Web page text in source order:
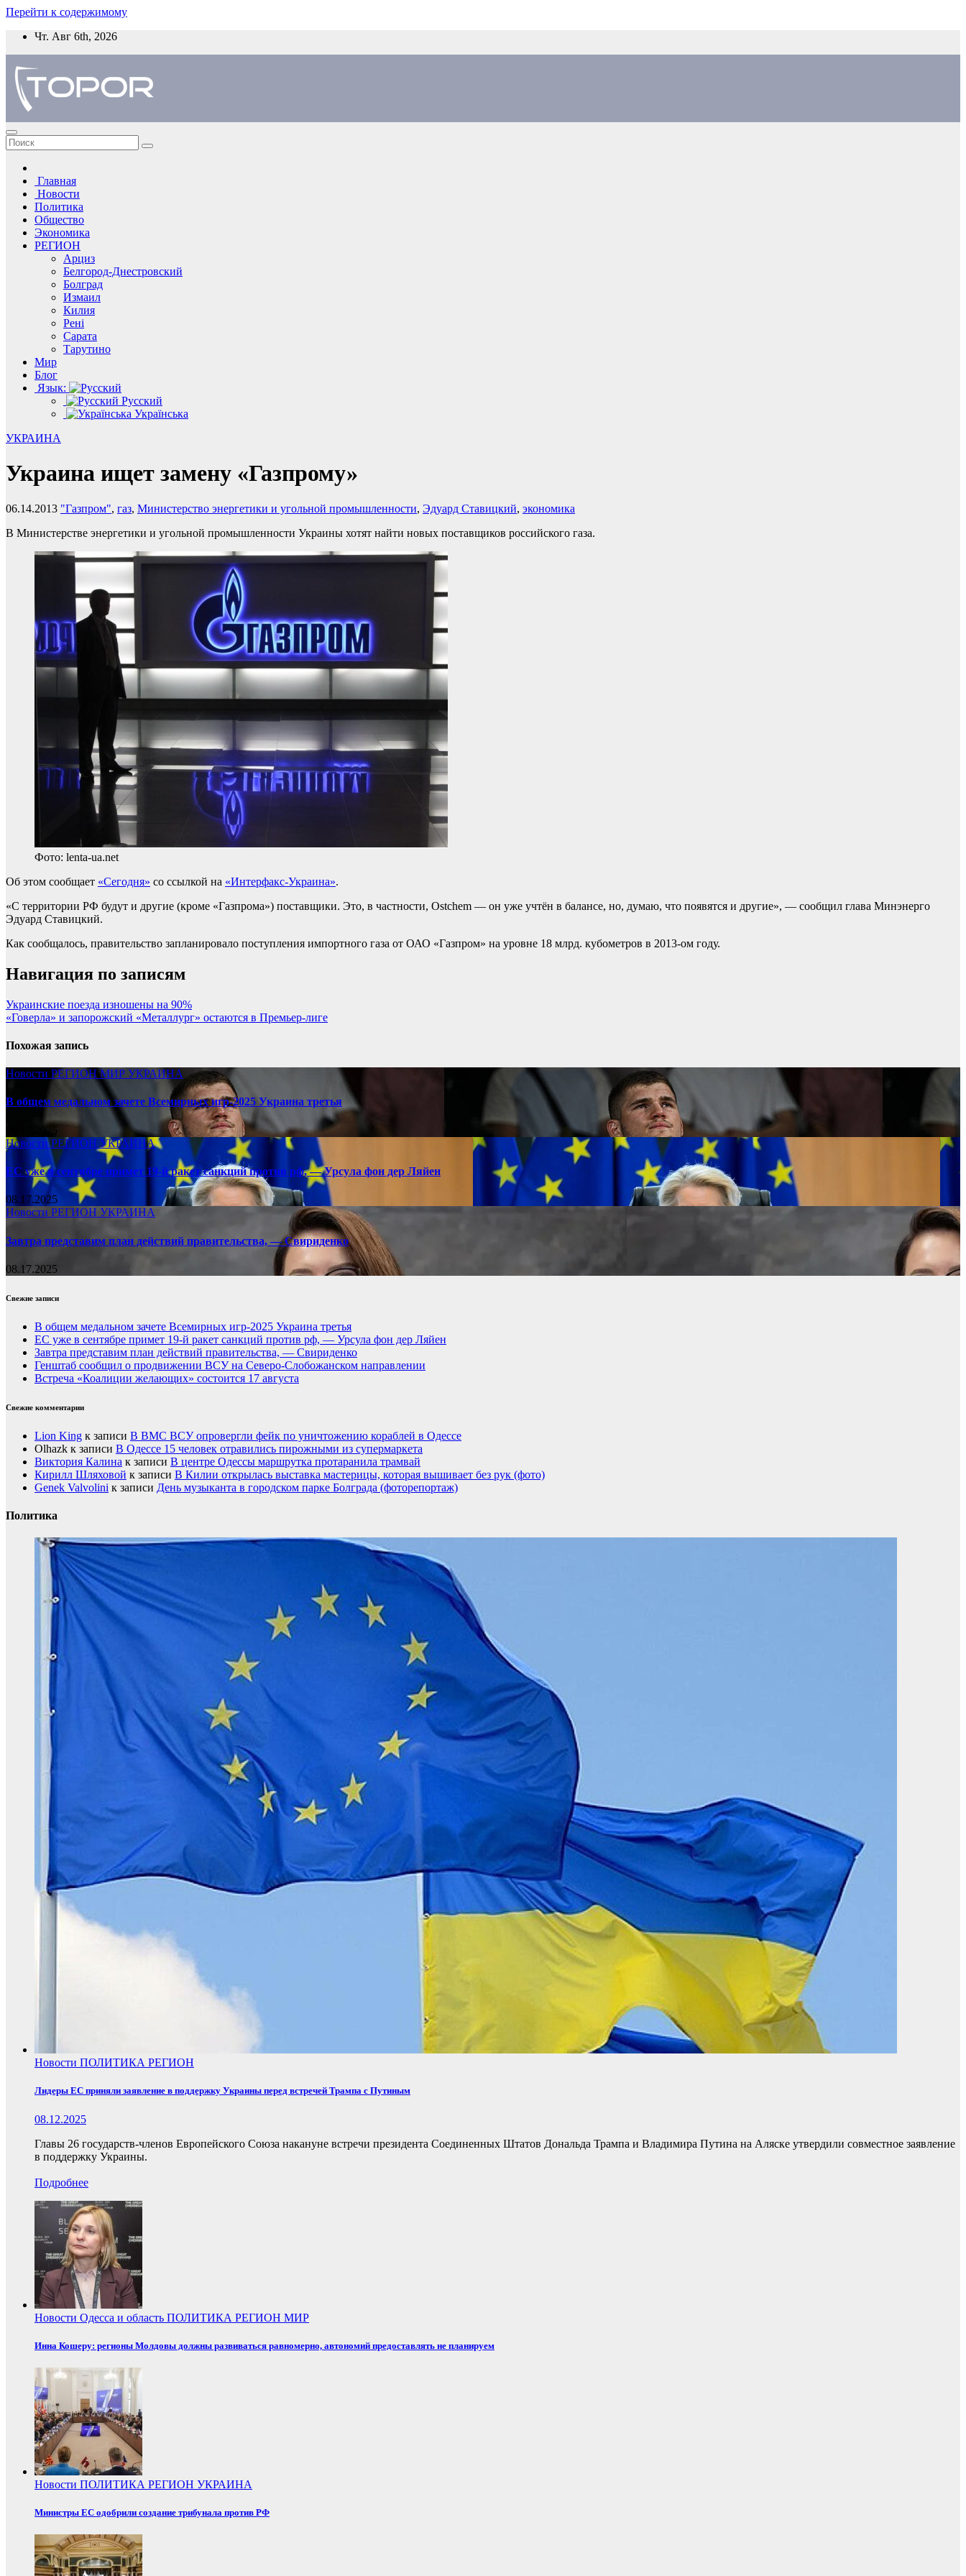
Перейти к содержимому
Чт. Авг 6th, 2026
Главная
Новости
Политика
Общество
Экономика
РЕГИОН
Арциз
Белгород-Днестровский
Болград
Измаил
Килия
Рені
Сарата
Тарутино
Мир
Блог
Язык:
Русский
Українська
УКРАИНА
Украина ищет замену «Газпрому»
06.14.2013 "Газпром", газ, Министерство энергетики и угольной промышленности, Эдуард Ставицкий, экономика
В Министерстве энергетики и угольной промышленности Украины хотят найти новых поставщиков российского газа.
Фото: lenta-ua.net
Об этом сообщает «Сегодня» со ссылкой на «Интерфакс-Украина».
«С территории РФ будут и другие (кроме «Газпрома») поставщики. Это, в частности, Ostchem — он уже учтён в балансе, но, думаю, что появятся и другие», — сообщил глава Минэнерго
Эдуард Ставицкий.
Как сообщалось, правительство запланировало поступления импортного газа от ОАО «Газпром» на уровне 18 млрд. кубометров в 2013-ом году.
Навигация по записям
Украинские поезда изношены на 90%
«Говерла» и запорожский «Металлург» остаются в Премьер-лиге
Похожая запись
Новости РЕГИОНМИР УКРАИНА
В общем медальном зачете Всемирных игр-2025 Украина третья
08.17.2025
НовостиРЕГИОНУКРАИНА
ЕС уже в сентябре примет 19-й ракет санкций против рф, — Урсула фон дер Ляйен
08.17.2025
Новости РЕГИОН УКРАИНА
Завтра представим план действий правительства, — Свириденко
08.17.2025
Свежие записи
В общем медальном зачете Всемирных игр-2025 Украина третья
ЕС уже в сентябре примет 19-й ракет санкций против рф, — Урсула фон дер Ляйен
Завтра представим план действий правительства, — Свириденко
Генштаб сообщил о продвижении ВСУ на Северо-Слобожанском направлении
Встреча «Коалиции желающих» состоится 17 августа
Свежие комментарии
Lion King к записи В ВМС ВСУ опровергли фейк по уничтожению кораблей в Одессе
Olhazk к записи В Одессе 15 человек отравились пирожными из супермаркета
Виктория Калина к записи В центре Одессы маршрутка протаранила трамвай
Кирилл Шляховой к записи В Килии открылась выставка мастерицы, которая вышивает без рук (фото)
Genek Valvolini к записи День музыканта в городском парке Болграда (фоторепортаж)
Политика
Новости ПОЛИТИКА РЕГИОН
Лидеры ЕС приняли заявление в поддержку Украины перед встречей Трампа с Путиным
08.12.2025
Главы 26 государств-членов Европейского Союза накануне встречи президента Соединенных Штатов Дональда Трампа и Владимира Путина на Аляске утвердили совместное заявление
в поддержку Украины.
Подробнее
Новости Одесса и область ПОЛИТИКА РЕГИОН МИР
Инна Кошеру: регионы Молдовы должны развиваться равномерно, автономий предоставлять не планируем
Новости ПОЛИТИКА РЕГИОН УКРАИНА
Министры ЕС одобрили создание трибунала против РФ